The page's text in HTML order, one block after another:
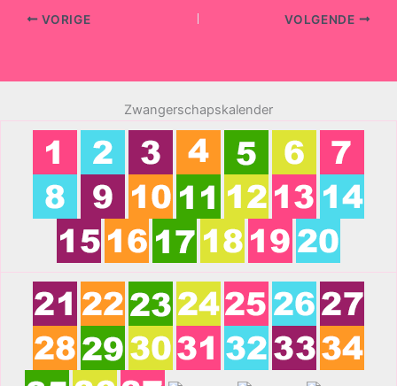
VORIGE VOLGENDE
Zwangerschapskalender